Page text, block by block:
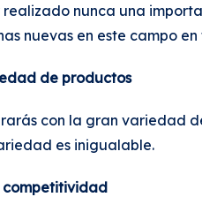
realizado nunca una
nuevas en este campo
de productos
con la gran variedad
es inigualable.
competitividad